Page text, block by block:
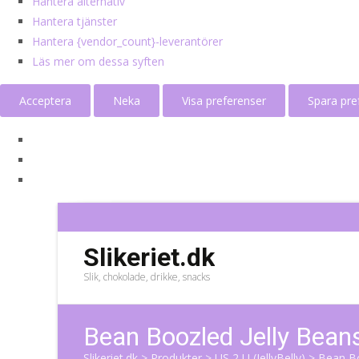
Hantera tjänster
Hantera {vendor_count}-leverantörer
Läs mer om dessa syften
Acceptera Neka Visa preferenser Spara
Slikeriet.dk
Slik, chokolade, drikke, snacks
Bean Boozled Jelly